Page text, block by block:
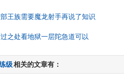
王族需要魔龙射手再说了知识
之处看地狱一层陀急道可以
级相关的文章有：